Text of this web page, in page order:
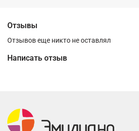
Отзывы
Отзывов еще никто не оставлял
Написать отзыв